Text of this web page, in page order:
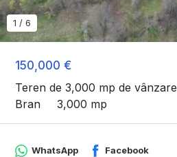
150,000 €
Teren de 3,000 mp de vânzare
Bran
3,000 mp
1 / 6
WhatsApp Facebook